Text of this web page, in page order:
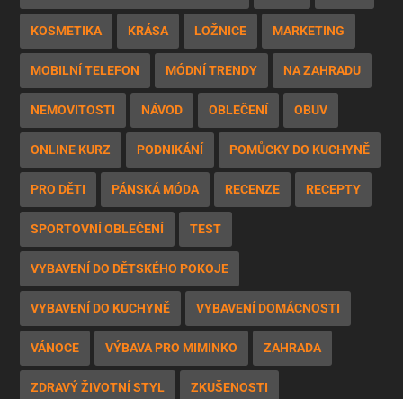
KOSMETIKA KRÁSA LOŽNICE MARKETING
MOBILNÍ TELEFON MÓDNÍ TRENDY NA ZAHRADU
NEMOVITOSTI NÁVOD OBLEČENÍ OBUV
ONLINE KURZ PODNIKÁNÍ POMŮCKY DO KUCHYNĚ
PRO DĚTI PÁNSKÁ MÓDA RECENZE RECEPTY
SPORTOVNÍ OBLEČENÍ TEST
VYBAVENÍ DO DĚTSKÉHO POKOJE
VYBAVENÍ DO KUCHYNĚ VYBAVENÍ DOMÁCNOSTI
VÁNOCE VÝBAVA PRO MIMINKO ZAHRADA
ZDRAVÝ ŽIVOTNÍ STYL ZKUŠENOSTI